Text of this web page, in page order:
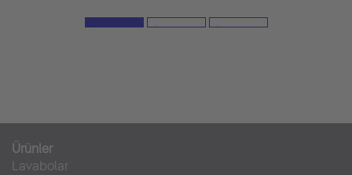
Ürünler
Lavabolar